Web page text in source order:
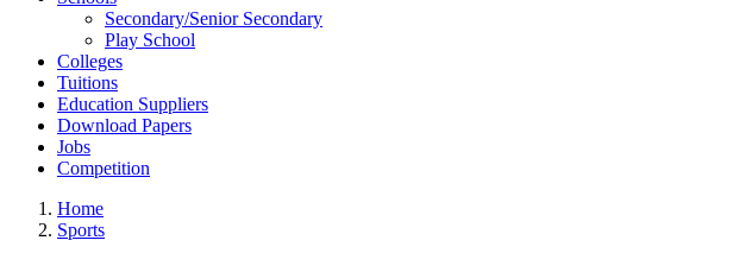
Secondary/Senior Secondary
Play School
Colleges
Tuitions
Education Suppliers
Download Papers
Jobs
Competition
Home
Sports